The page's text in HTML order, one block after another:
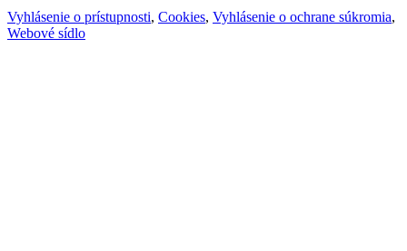
Vyhlásenie o prístupnosti, Cookies, Vyhlásenie o ochrane súkromia,
Webové sídlo